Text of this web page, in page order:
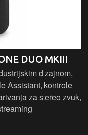
DUO MKIII
dizajnom,
Assistant, kontrole
za stereo zvuk,